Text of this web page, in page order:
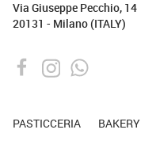
Via Giuseppe Pecchio, 14
20131 - Milano (ITALY)
PASTICCERIA BAKERY